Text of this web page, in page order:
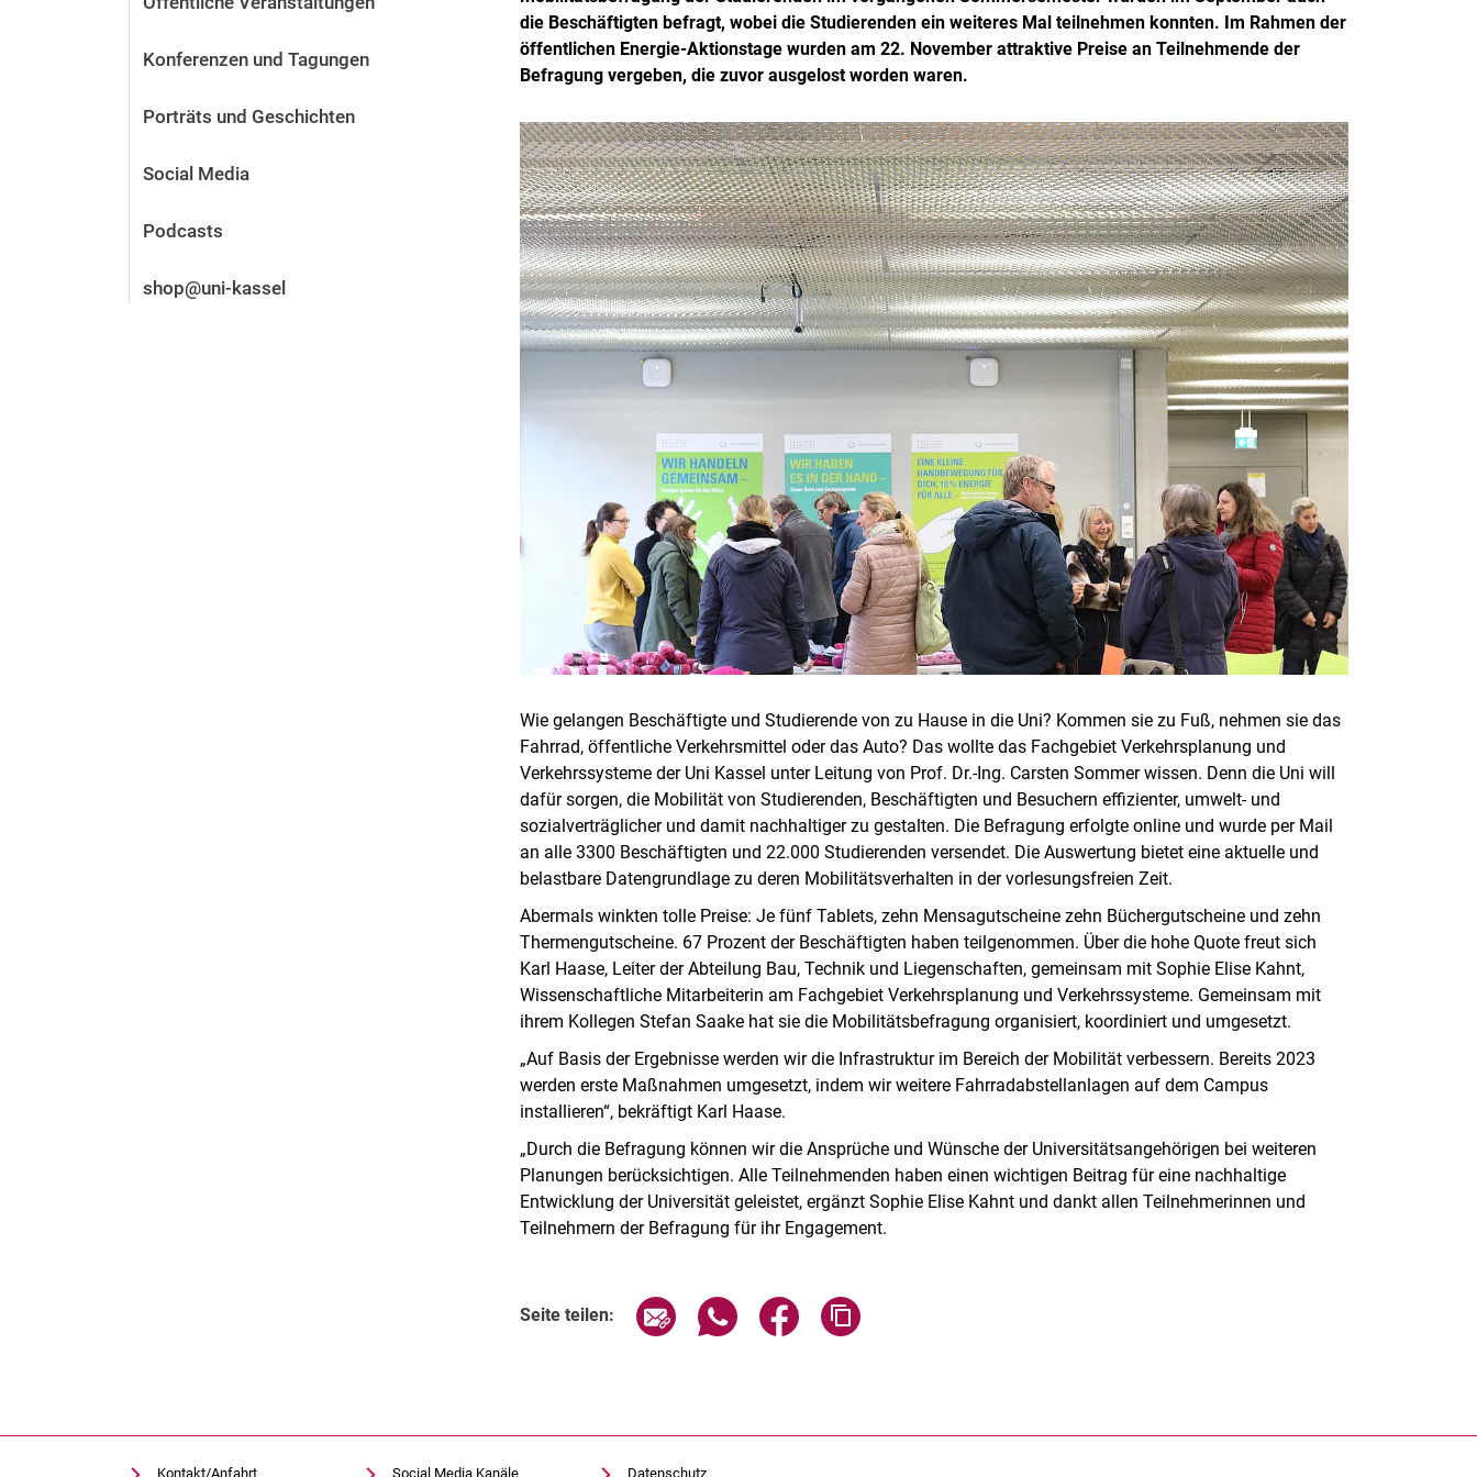
Stellenangebote
Alum­ni und Freunde
Kontakt und Standorte
Konferenzen und Tagungen
Porträts und Geschichten
Social Media
Podcasts
shop@uni-kassel
die Beschäftigten befragt, wobei die Studierenden ein weiteres Mal teilnehmen konnten. Im Rahmen der
öffentlichen Energie-Aktionstage wurden am 22. November attraktive Preise an Teilnehmende der
Befragung vergeben, die zuvor ausgelost worden waren.
Wie gelangen Beschäftigte und Studierende von zu Hause in die Uni? Kommen sie zu Fuß, nehmen sie das
Fahrrad, öffentliche Verkehrsmittel oder das Auto? Das wollte das Fachgebiet Verkehrsplanung und
Verkehrssysteme der Uni Kassel unter Leitung von Prof. Dr.-Ing. Carsten Sommer wissen. Denn die Uni will
dafür sorgen, die Mobilität von Studierenden, Beschäftigten und Besuchern effizienter, umwelt- und
sozialverträglicher und damit nachhaltiger zu gestalten. Die Befragung erfolgte online und wurde per Mail
an alle 3300 Beschäftigten und 22.000 Studierenden versendet. Die Auswertung bietet eine aktuelle und
belastbare Datengrundlage zu deren Mobilitätsverhalten in der vorlesungsfreien Zeit.
Abermals winkten tolle Preise: Je fünf Tablets, zehn Mensagutscheine zehn Büchergutscheine und zehn
Thermengutscheine. 67 Prozent der Beschäftigten haben teilgenommen. Über die hohe Quote freut sich
Karl Haase, Leiter der Abteilung Bau, Technik und Liegenschaften, gemeinsam mit Sophie Elise Kahnt,
Wissenschaftliche Mitarbeiterin am Fachgebiet Verkehrsplanung und Verkehrssysteme. Gemeinsam mit
ihrem Kollegen Stefan Saake hat sie die Mobilitätsbefragung organisiert, koordiniert und umgesetzt.
„Auf Basis der Ergebnisse werden wir die Infrastruktur im Bereich der Mobilität verbessern. Bereits 2023
werden erste Maßnahmen umgesetzt, indem wir weitere Fahrradabstellanlagen auf dem Campus
installieren“, bekräftigt Karl Haase.
„Durch die Befragung können wir die Ansprüche und Wünsche der Universitätsangehörigen bei weiteren
Planungen berücksichtigen. Alle Teilnehmenden haben einen wichtigen Beitrag für eine nachhaltige
Entwicklung der Universität geleistet, ergänzt Sophie Elise Kahnt und dankt allen Teilnehmerinnen und
Teilnehmern der Befragung für ihr Engagement.
Seite teilen: Seite über E-Mail teilen
Seite über WhatsApp teilen (externer Link, öffnet neues Fenster)
Seite über Facebook teilen (externer Link, öffnet neues Fenster)
Kontakt/Anfahrt Social Media Kanäle Datenschutz